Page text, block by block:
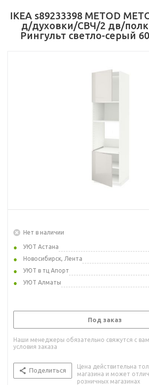
IKEA s89233398 METOD
д/духовки/СВЧ/2 дв/
Рингульт светло-серый
Нет в наличии
УЮТ Астана
Новосибирск, Лента
УЮТ в тц Апорт
УЮТ Алматы
Под заказ
Наши менеджеры обязательно свяжутся с
условия заказа
Поделиться
Цена действительна
магазина и может
розничных магазинах